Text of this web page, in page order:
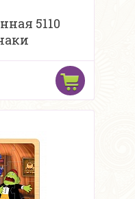
5110